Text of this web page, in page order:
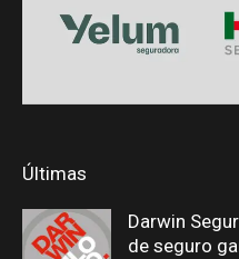
Últimas
Darwin
de seguro